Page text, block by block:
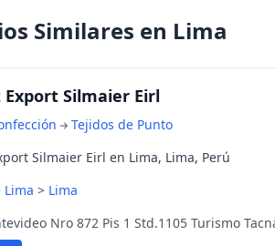
Similares en Lima
Silmaier Eirl
Tejidos de Punto
Silmaier Eirl en Lima, Lima, Perú
Lima > Lima
Nro 872 Pis 1 Std.1105 Turismo